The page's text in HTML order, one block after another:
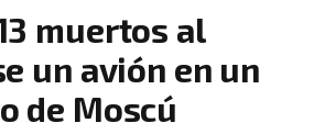
muertos al
un avión en un
de Moscú